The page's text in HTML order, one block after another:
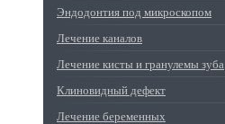
Эндодонтия под микроскопом
Лечение каналов
Лечение кисты и гранулемы зуба
Клиновидный дефект
Лечение беременных